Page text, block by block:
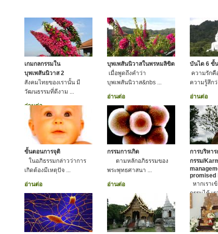
เกมกลกรรมใน
บุพเพสันนิวาส 2
สังคมไทยของเรานั้น มี
วัฒนธรรมที่ดีงาม ...
อ่านต่อ
บุพเพสันนิวาสในพรหมลิขิต
เมื่อพูดถึงคำว่า
บุพเพสันนิวาส&nbs ...
อ่านต่อ
บันได 6 ขั้
ความรักคื
ความรู้สึกว่
อ่านต่อ
ขั้นตอนการจุติ
ในอภิธรรมกล่าวว่าการ
เกิดต้องมีเหตุปัจ ...
อ่านต่อ
กรรมการเกิด
ตามหลักอภิธรรมของ
พระพุทธศาสนา ...
อ่านต่อ
การบริหา
กรรม/
promised
หากเราเ
กรรมได้ เ
บริหารกรร
ขณะเดีย
ของเราให้
ยถากรรม